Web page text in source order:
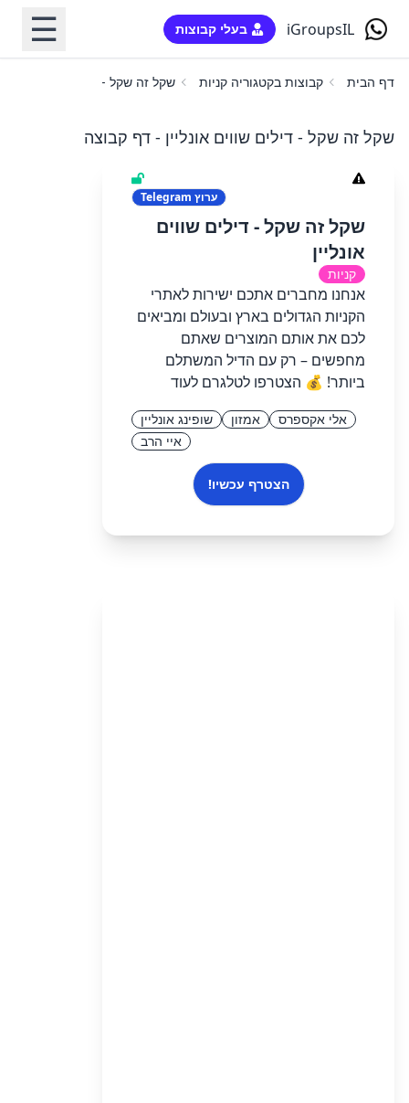
iGroupsIL בעלי קבוצות ☰
דף הבית קבוצות בקטגוריה קניות שקל זה שקל - דילים שווים
שקל זה שקל - דילים שווים אונליין - דף קבוצה
ערוץ
שקל זה שקל - דילים שווים
אונליין
קניות
אנחנו מחברים אתכם ישירות לאתרי
הקניות הגדולים בארץ ובעולם ומביאים
לכם את אותם המוצרים שאתם
מחפשים – רק עם הדיל המשתלם
ביותר! 💰 הצטרפו לטלגרם לעוד
אלי אקספרס אמזון
שופינג אונליין
איי הרב
הצטרף עכשיו!